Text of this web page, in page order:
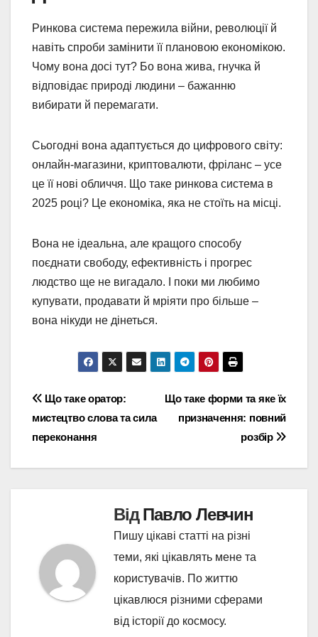
Ринкова система пережила війни, революції й
навіть спроби замінити її плановою економікою.
Чому вона досі тут? Бо вона жива, гнучка й
відповідає природі людини – бажанню
вибирати й перемагати.
Сьогодні вона адаптується до цифрового світу:
онлайн-магазини, криптовалюти, фріланс – усе
це її нові обличчя. Що таке ринкова система в
2025 році? Це економіка, яка не стоїть на місці.
Вона не ідеальна, але кращого способу
поєднати свободу, ефективність і прогрес
людство ще не вигадало. І поки ми любимо
купувати, продавати й мріяти про більше –
вона нікуди не дінеться.
Навігація
записів
Що таке форми та яке їх
призначення: повний
розбір
Що таке оратор:
мистецтво слова та сила
переконання
ВідПавло Левчин
Пишу цікаві статті на різні
теми, які цікавлять мене та
користувачів. По життю
цікавлюся різними сферами
від історії до космосу.